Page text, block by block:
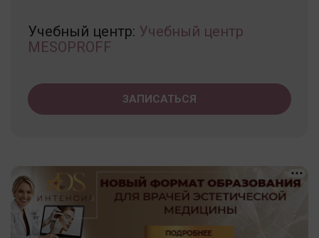
Учебный центр: Учебный центр
MESOPROFF
ЗАПИСАТЬСЯ